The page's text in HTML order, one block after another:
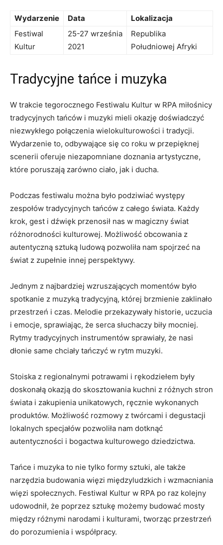
Wydarzenie Data
Lokalizacja
Festiwal
Kultur
25-27 września
2021
Republika
Południowej Afryki
Tradycyjne tańce i muzyka
W trakcie tegorocznego Festiwalu Kultur w RPA miłośnicy
tradycyjnych tańców ​i muzyki mieli okazję doświadczyć
niezwykłego ⁢połączenia wielokulturowości i ​tradycji. ​
Wydarzenie to, odbywające się co roku w⁢ przepięknej⁢
scenerii oferuje niezapomniane doznania artystyczne, ​
które poruszają zarówno ciało, jak​ i ducha.
Podczas festiwalu⁢ można było podziwiać występy‍
zespołów tradycyjnych‍ tańców‍ z całego ⁤świata.‌ Każdy
krok, gest i dźwięk przenosił nas w⁣ magiczny świat​
różnorodności kulturowej. Możliwość‍ obcowania z⁤
autentyczną ⁣sztuką ludową‍ pozwoliła nam spojrzeć na
świat z zupełnie innej perspektywy.
Jednym z najbardziej⁣ wzruszających momentów było‍
spotkanie z muzyką ⁢tradycyjną, której brzmienie‌ zaklinało
przestrzeń i⁣ czas. Melodie przekazywały historie, uczucia
i emocje, sprawiając,⁣ że serca⁣ słuchaczy biły mocniej.
Rytmy​ tradycyjnych ⁢instrumentów ​sprawiały, że nasi
dłonie same chciały tańczyć‍ w rytm muzyki.
Stoiska ⁢z regionalnymi potrawami i rękodziełem były
⁤doskonałą okazją ⁣do skosztowania kuchni z⁣ różnych stron
świata i zakupienia ⁢unikatowych, ręcznie wykonanych
produktów. ‍Możliwość rozmowy z twórcami i degustacji
lokalnych specjałów⁣ pozwoliła nam dotknąć
autentyczności i bogactwa kulturowego dziedzictwa.
Tańce i​ muzyka to ​nie tylko‍ formy sztuki, ‌ale także
narzędzia ⁤budowania więzi ⁤międzyludzkich i wzmacniania
więzi społecznych. ⁣Festiwal Kultur⁣ w RPA po ‌raz kolejny
udowodnił,⁢ że poprzez​ sztukę możemy‌ budować ⁣mosty
między różnymi narodami i kulturami, tworząc⁣ przestrzeń
​do porozumienia i ​współpracy.